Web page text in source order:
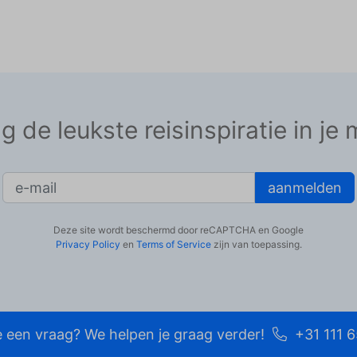
de leukste reisinspiratie in je
aanmelden
Deze site wordt beschermd door reCAPTCHA en Google
Privacy Policy en Terms of Servicezijn van toepassing.
een vraag? We helpen je graag verder! +31 111